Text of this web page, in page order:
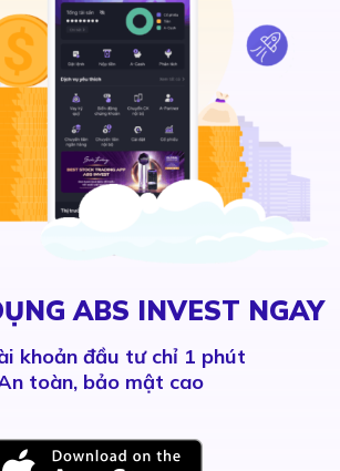
ABS INVEST NGAY
khoản đầu tư chỉ 1 phút
toàn, bảo mật cao